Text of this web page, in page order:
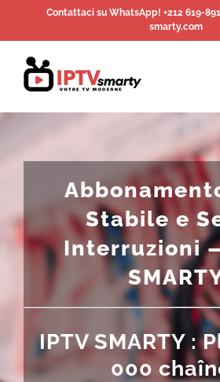
to
content
Contattaci su WhatsApp! +212 619-
smarty.com
Stabile e
Interruzioni
IPTV SMARTY :
000